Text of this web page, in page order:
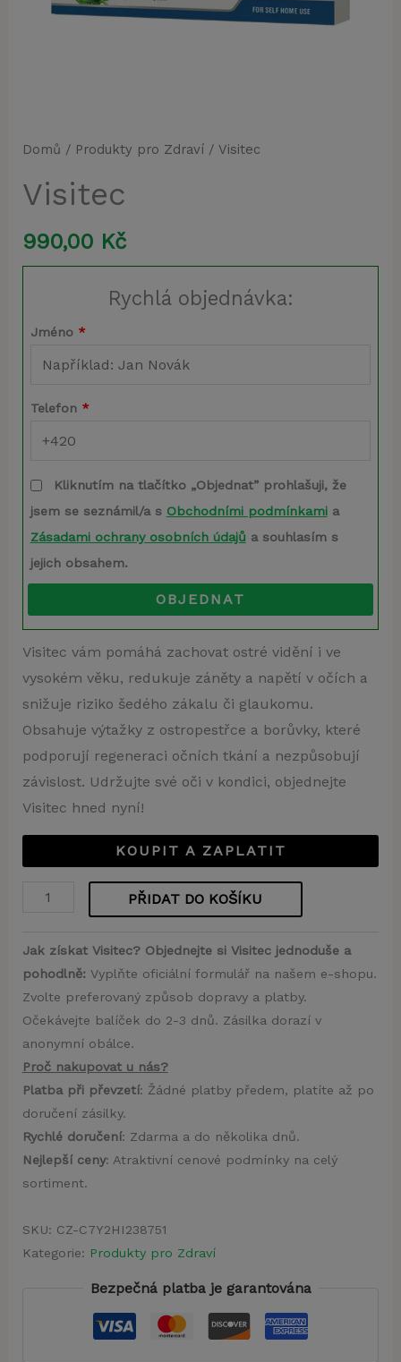
Domů / Produkty pro Zdraví/ Visitec
Visitec
990,00 Kč
Rychlá objednávka:
Jméno *
Telefon *
Kliknutím na tlačítko „Objednat” prohlašuji, že
jsem se seznámil/a s Obchodními podmínkamia
Zásadami ochrany osobních údajů a souhlasím s
jejich obsahem.
OBJEDNAT
Visitec vám pomáhá zachovat ostré vidění i ve
vysokém věku, redukuje záněty a napětí v očích a
snižuje riziko šedého zákalu či glaukomu.
Obsahuje výtažky z ostropestřce a borůvky, které
podporují regeneraci očních tkání a nezpůsobují
závislost. Udržujte své oči v kondici, objednejte
Visitec hned nyní!
KOUPIT A ZAPLATIT
PŘIDAT DO KOŠÍKU
Jak získat Visitec? Objednejte si Visitec jednoduše a
pohodlně:Vyplňte oficiální formulář na našem e-shopu.
Zvolte preferovaný způsob dopravy a platby.
Očekávejte balíček do 2-3 dnů. Zásilka dorazí v
anonymní obálce.
Proč nakupovat u nás?
Platba při převzetí: Žádné platby předem, platíte až po
doručení zásilky.
Rychlé doručení: Zdarma a do několika dnů.
Nejlepší ceny: Atraktivní cenové podmínky na celý
sortiment.
SKU: CZ-C7Y2HI238751
Kategorie: Produkty pro Zdraví
Bezpečná platba je garantována